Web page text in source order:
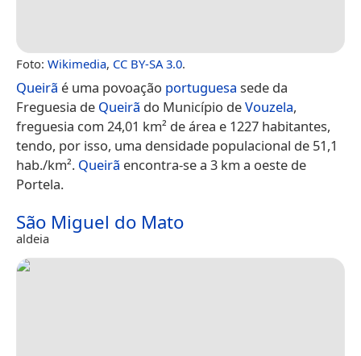
Foto: Wikimedia, CC BY-SA 3.0.
Queirã é uma povoação portuguesa sede da
Freguesia de Queirã do Município deVouzela,
freguesia com 24,01 km² de área e 1227 habitantes,
tendo, por isso, uma densidade populacional de 51,1
hab./km². Queirã encontra-se a 3 km a oeste de
Portela.
São Miguel do Mato
aldeia